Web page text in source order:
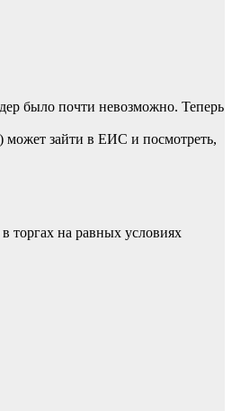
было почти невозможно. Теперь
зайти в ЕИС и посмотреть,
торгах на равных условиях